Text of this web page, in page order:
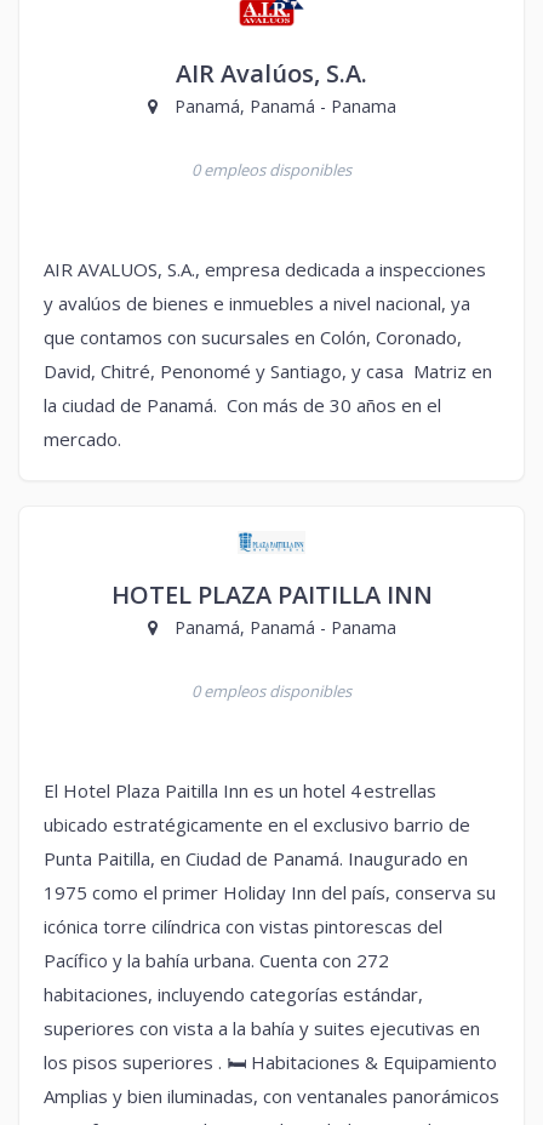
AIR Avalúos, S.A.
Panamá, Panamá - Panama
0 empleos disponibles
AIR AVALUOS, S.A., empresa dedicada a inspecciones
y avalúos de bienes e inmuebles a nivel nacional, ya
que contamos con sucursales en Colón, Coronado,
David, Chitré, Penonomé y Santiago, y casa Matriz en
la ciudad de Panamá. Con más de 30 años en el
mercado.
HOTEL PLAZA PAITILLA INN
Panamá, Panamá - Panama
0 empleos disponibles
El Hotel Plaza Paitilla Inn es un hotel 4 estrellas
ubicado estratégicamente en el exclusivo barrio de
Punta Paitilla, en Ciudad de Panamá. Inaugurado en
1975 como el primer Holiday Inn del país, conserva su
icónica torre cilíndrica con vistas pintorescas del
Pacífico y la bahía urbana. Cuenta con 272
habitaciones, incluyendo categorías estándar,
superiores con vista a la bahía y suites ejecutivas en
los pisos superiores . 🛏 Habitaciones & Equipamiento
Amplias y bien iluminadas, con ventanales panorámicos